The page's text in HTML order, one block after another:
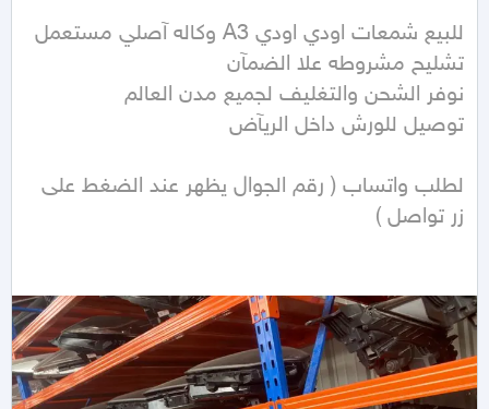
زر تواصل )